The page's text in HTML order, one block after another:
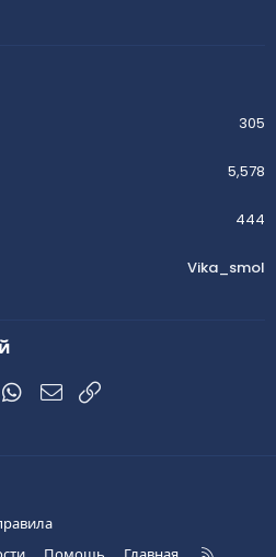
305
5,578
444
Vika_smol
WhatsAppЭлектронная почта